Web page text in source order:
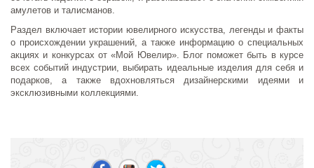
амулетов и талисманов.
Раздел включает истории ювелирного искусства, легенды и факты
о происхождении украшений, а также информацию о специальных
акциях и конкурсах от «Мой Ювелир». Блог поможет быть в курсе
всех событий индустрии, выбирать идеальные изделия для себя и
подарков, а также вдохновляться дизайнерскими идеями и
эксклюзивными коллекциями.